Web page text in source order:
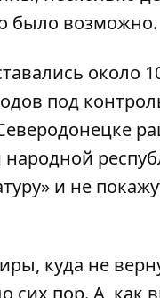
было возможно.
около
под
и не
куда не
сих пор. А, как